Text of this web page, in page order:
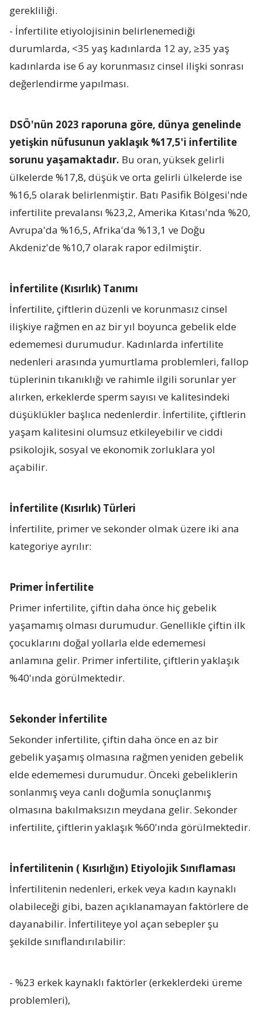
gerekliliği.
- İnfertilite etiyolojisinin belirlenemediği
durumlarda, <35 yaş kadınlarda 12 ay, ≥35 yaş
kadınlarda ise 6 ay korunmasız cinsel ilişki sonrası
değerlendirme yapılması.
DSÖ'nün 2023 raporuna göre, dünya genelinde
yetişkin nüfusunun yaklaşık %17,5'i infertilite
sorunu yaşamaktadır. Bu oran, yüksek gelirli
ülkelerde %17,8, düşük ve orta gelirli ülkelerde ise
%16,5 olarak belirlenmiştir. Batı Pasifik Bölgesi'nde
infertilite prevalansı %23,2, Amerika Kıtası'nda %20,
Avrupa'da %16,5, Afrika'da %13,1 ve Doğu
Akdeniz'de %10,7 olarak rapor edilmiştir.
İnfertilite (Kısırlık) Tanımı
İnfertilite, çiftlerin düzenli ve korunmasız cinsel
ilişkiye rağmen en az bir yıl boyunca gebelik elde
edememesi durumudur. Kadınlarda infertilite
nedenleri arasında yumurtlama problemleri, fallop
tüplerinin tıkanıklığı ve rahimle ilgili sorunlar yer
alırken, erkeklerde sperm sayısı ve kalitesindeki
düşüklükler başlıca nedenlerdir. İnfertilite, çiftlerin
yaşam kalitesini olumsuz etkileyebilir ve ciddi
psikolojik, sosyal ve ekonomik zorluklara yol
açabilir.
İnfertilite (Kısırlık) Türleri
İnfertilite, primer ve sekonder olmak üzere iki ana
kategoriye ayrılır:
Primer İnfertilite
Primer infertilite, çiftin daha önce hiç gebelik
yaşamamış olması durumudur. Genellikle çiftin ilk
çocuklarını doğal yollarla elde edememesi
anlamına gelir. Primer infertilite, çiftlerin yaklaşık
%40'ında görülmektedir.
Sekonder İnfertilite
Sekonder infertilite, çiftin daha önce en az bir
gebelik yaşamış olmasına rağmen yeniden gebelik
elde edememesi durumudur. Önceki gebeliklerin
sonlanmış veya canlı doğumla sonuçlanmış
olmasına bakılmaksızın meydana gelir. Sekonder
infertilite, çiftlerin yaklaşık %60'ında görülmektedir.
İnfertilitenin ( Kısırlığın) Etiyolojik Sınıflaması
İnfertilitenin nedenleri, erkek veya kadın kaynaklı
olabileceği gibi, bazen açıklanamayan faktörlere de
dayanabilir. İnfertiliteye yol açan sebepler şu
şekilde sınıflandırılabilir:
- %23 erkek kaynaklı faktörler (erkeklerdeki üreme
problemleri),